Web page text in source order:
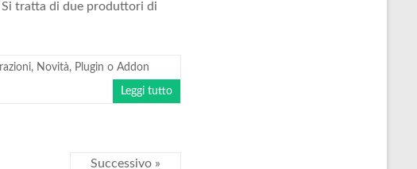
tratta di due produttori di
, Novità, Plugin o Addon
Leggi tutto
Successivo »